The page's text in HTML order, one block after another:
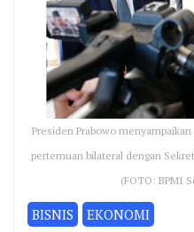
Presiden Prabowo
pertemuan bilateral dengan
(FOTO: BPMI
BISNIS EKONOMI